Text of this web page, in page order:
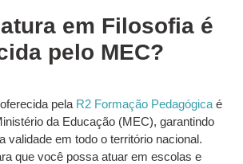
em Filosofia é
pelo MEC?
pela R2 Formação Pedagógica é
da Educação (MEC), garantindo
validade em todo o território nacional.
que você possa atuar em escolas e